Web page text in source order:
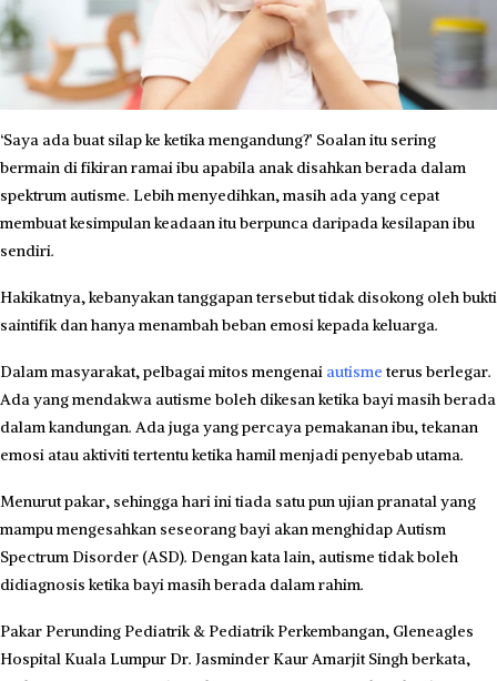
‘Saya ada buat silap ke ketika mengandung?’ Soalan itu sering
bermain di fikiran ramai ibu apabila anak disahkan berada dalam
spektrum autisme. Lebih menyedihkan, masih ada yang cepat
membuat kesimpulan keadaan itu berpunca daripada kesilapan ibu
sendiri.
Hakikatnya, kebanyakan tanggapan tersebut tidak disokong oleh bukti
saintifik dan hanya menambah beban emosi kepada keluarga.
Dalam masyarakat, pelbagai mitos mengenai autisme terus berlegar.
Ada yang mendakwa autisme boleh dikesan ketika bayi masih berada
dalam kandungan. Ada juga yang percaya pemakanan ibu, tekanan
emosi atau aktiviti tertentu ketika hamil menjadi penyebab utama.
Menurut pakar, sehingga hari ini tiada satu pun ujian pranatal yang
mampu mengesahkan seseorang bayi akan menghidap Autism
Spectrum Disorder (ASD). Dengan kata lain, autisme tidak boleh
didiagnosis ketika bayi masih berada dalam rahim.
Pakar Perunding Pediatrik & Pediatrik Perkembangan, Gleneagles
Hospital Kuala Lumpur Dr. Jasminder Kaur Amarjit Singh berkata,